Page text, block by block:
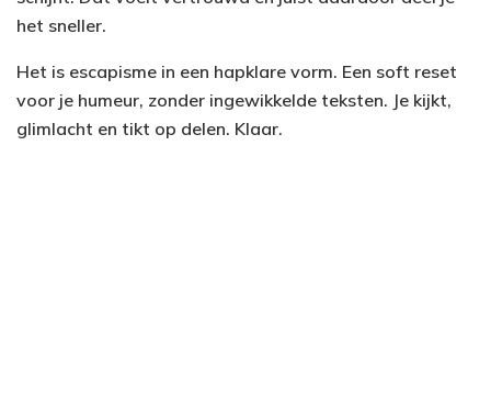
het sneller.
Het is escapisme in een hapklare vorm. Een soft reset
voor je humeur, zonder ingewikkelde teksten. Je kijkt,
glimlacht en tikt op delen. Klaar.